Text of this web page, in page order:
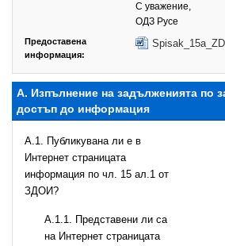
С уважение,
ОДЗ Русе
Предоставена
информация:
А. Изпълнение на задълженията по
достъп до информация
A.1. Публикувана ли е в
Интернет страницата
информация по чл. 15 ал.1 от
ЗДОИ?
А.1.1. Представени ли са
на Интернет страницата